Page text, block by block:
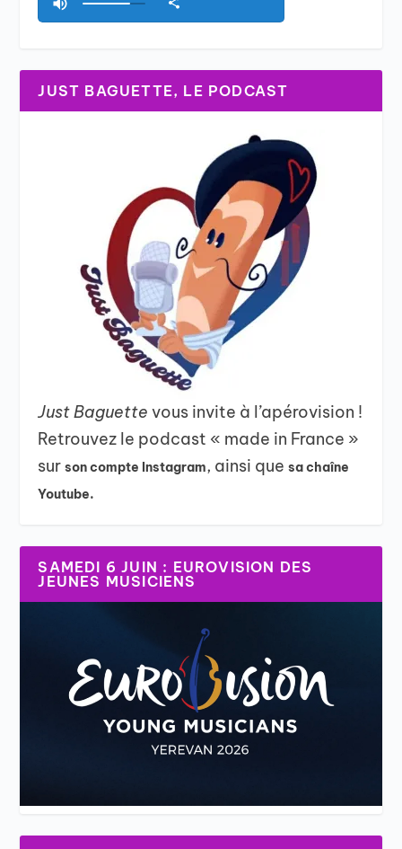
JUST BAGUETTE, LE PODCAST
Just Baguettevous invite à l’apérovision !
Retrouvez le podcast « made in France »
surson compte Instagram, ainsi quesa chaîne
Youtube.
SAMEDI 6 JUIN : EUROVISION DES
JEUNES MUSICIENS